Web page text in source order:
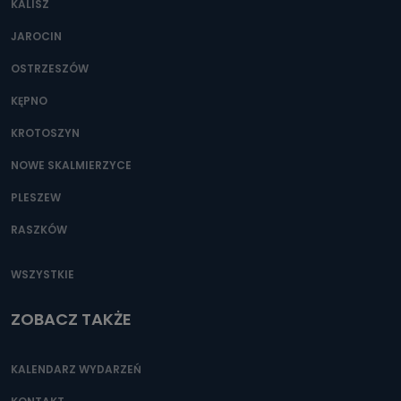
Można to zrobić pod numerem telefonu 62 735-51-05 lub
KALISZ
JAROCIN
OSTRZESZÓW
KĘPNO
KROTOSZYN
NOWE SKALMIERZYCE
PLESZEW
RASZKÓW
WSZYSTKIE
ZOBACZ TAKŻE
KALENDARZ WYDARZEŃ